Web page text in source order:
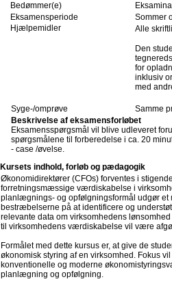
Bedømmer(e)
Eksamensperiode
Sommer
Hjælpemidler
Alle
Den
for
inklusiv
med
Syge-/omprøve
Samme
Beskrivelse af eksamensforløbet
Eksamensspørgsmål vil blive udleveret
spørgsmålene til forberedelse i ca. 20
- case /øvelse.
Kursets indhold, forløb og pædagogik
Økonomidirektører (CFOs) forventes i
forretningsmæssige værdiskabelse i
planlægnings- og opfølgningsformål udgør et
bestræbelserne på at identificere og
relevante data om virksomhedens
til virksomhedens værdiskabelse vil være
Formålet med dette kursus er, at give de
økonomisk styring af en virksomhed. Fokus
konventionelle og moderne
planlægning og opfølgning.